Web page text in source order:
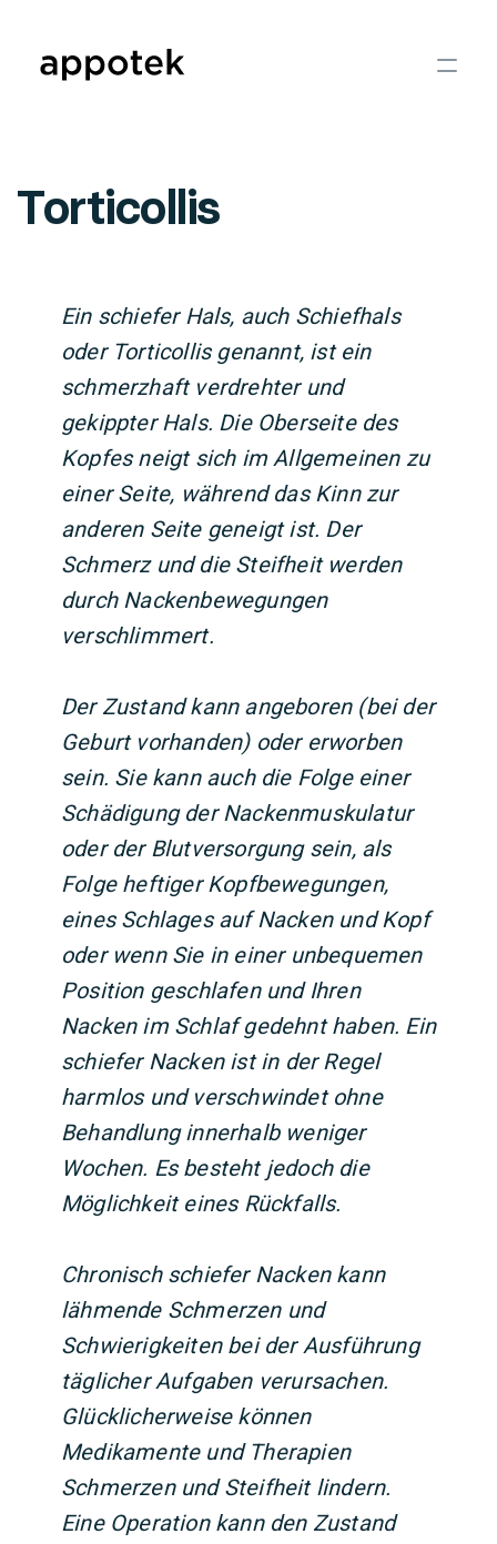
Torticollis
Ein schiefer Hals, auch Schiefhals
oder Torticollis genannt, ist ein
schmerzhaft verdrehter und
gekippter Hals. Die Oberseite des
Kopfes neigt sich im Allgemeinen zu
einer Seite, während das Kinn zur
anderen Seite geneigt ist. Der
Schmerz und die Steifheit werden
durch Nackenbewegungen
verschlimmert.
Der Zustand kann angeboren (bei der
Geburt vorhanden) oder erworben
sein. Sie kann auch die Folge einer
Schädigung der Nackenmuskulatur
oder der Blutversorgung sein, als
Folge heftiger Kopfbewegungen,
eines Schlages auf Nacken und Kopf
oder wenn Sie in einer unbequemen
Position geschlafen und Ihren
Nacken im Schlaf gedehnt haben. Ein
schiefer Nacken ist in der Regel
harmlos und verschwindet ohne
Behandlung innerhalb weniger
Wochen. Es besteht jedoch die
Möglichkeit eines Rückfalls.
Chronisch schiefer Nacken kann
lähmende Schmerzen und
Schwierigkeiten bei der Ausführung
täglicher Aufgaben verursachen.
Glücklicherweise können
Medikamente und Therapien
Schmerzen und Steifheit lindern.
Eine Operation kann den Zustand